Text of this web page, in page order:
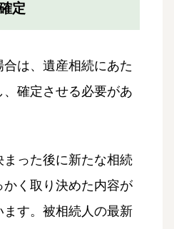
定
は、遺産相続にあた
、確定させる必要があ
った後に新たな相続
かく取り決めた内容が
す。被相続人の最新